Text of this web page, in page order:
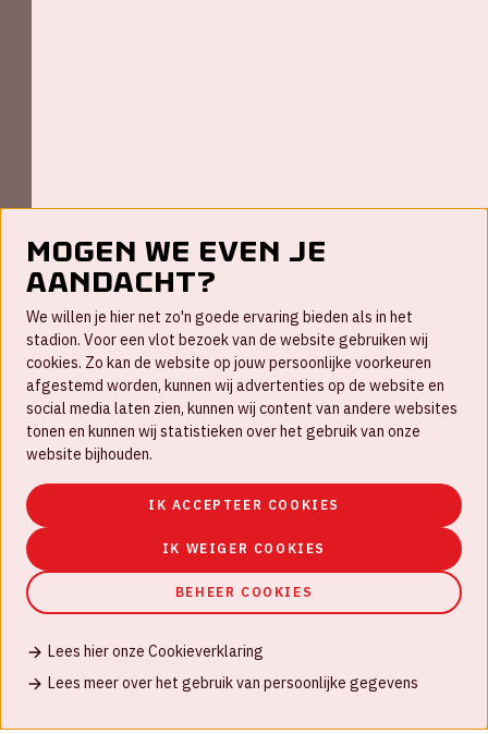
Werken bij
Disclaimer
Mogen we even je
aandacht?
We willen je hier net zo'n goede ervaring bieden als in het
stadion. Voor een vlot bezoek van de website gebruiken wij
cookies. Zo kan de website op jouw persoonlijke voorkeuren
afgestemd worden, kunnen wij advertenties op de website en
social media laten zien, kunnen wij content van andere websites
tonen en kunnen wij statistieken over het gebruik van onze
website bijhouden.
IK ACCEPTEER COOKIES
IK WEIGER COOKIES
BEHEER COOKIES
Lees hier onze Cookieverklaring
Lees meer over het gebruik van persoonlijke gegevens